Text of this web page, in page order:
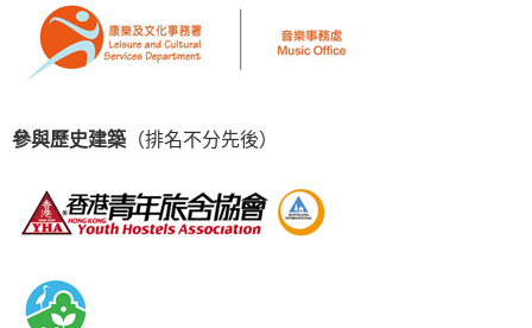
參與歷史建築 （排名不分先後）